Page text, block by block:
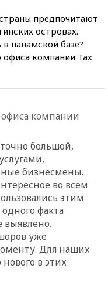
предпочитают
островах.
панамской базе?
компании Tax
компании
большой,
бизнесмены.
во всем
этим
факта
выявлено.
уже
Для наших
в этих